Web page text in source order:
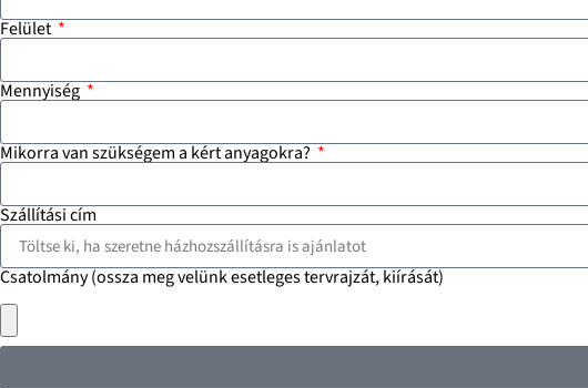
Felület
Mennyiség
Mikorra van szükségem a kért anyagokra?
Szállítási cím
Csatolmány (ossza meg velünk esetleges tervrajzát, kiírását)